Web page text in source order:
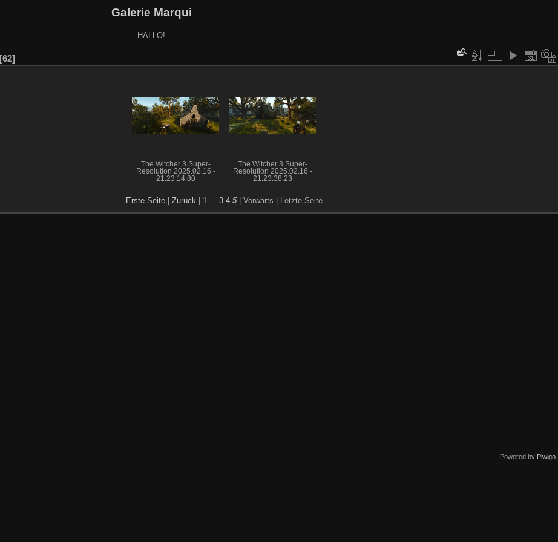
Galerie Marqui
HALLO!
62
The Witcher 3 Super-
Resolution 2025.02.16 -
21.23.14.80
The Witcher 3 Super-
Resolution 2025.02.16 -
21.23.38.23
Erste Seite| Zurück | 1 3 4 5 | Vorwärts | Letzte Seite
Powered by Piwigo